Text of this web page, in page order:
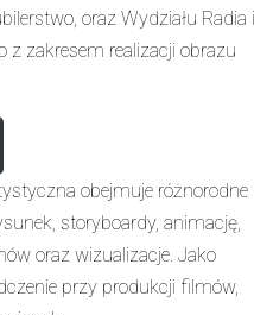
oraz Wydziału Radia i
z zakresem realizacji obrazu
obejmuje różnorodne
storyboardy, animację,
oraz wizualizacje. Jako
przy produkcji filmów,